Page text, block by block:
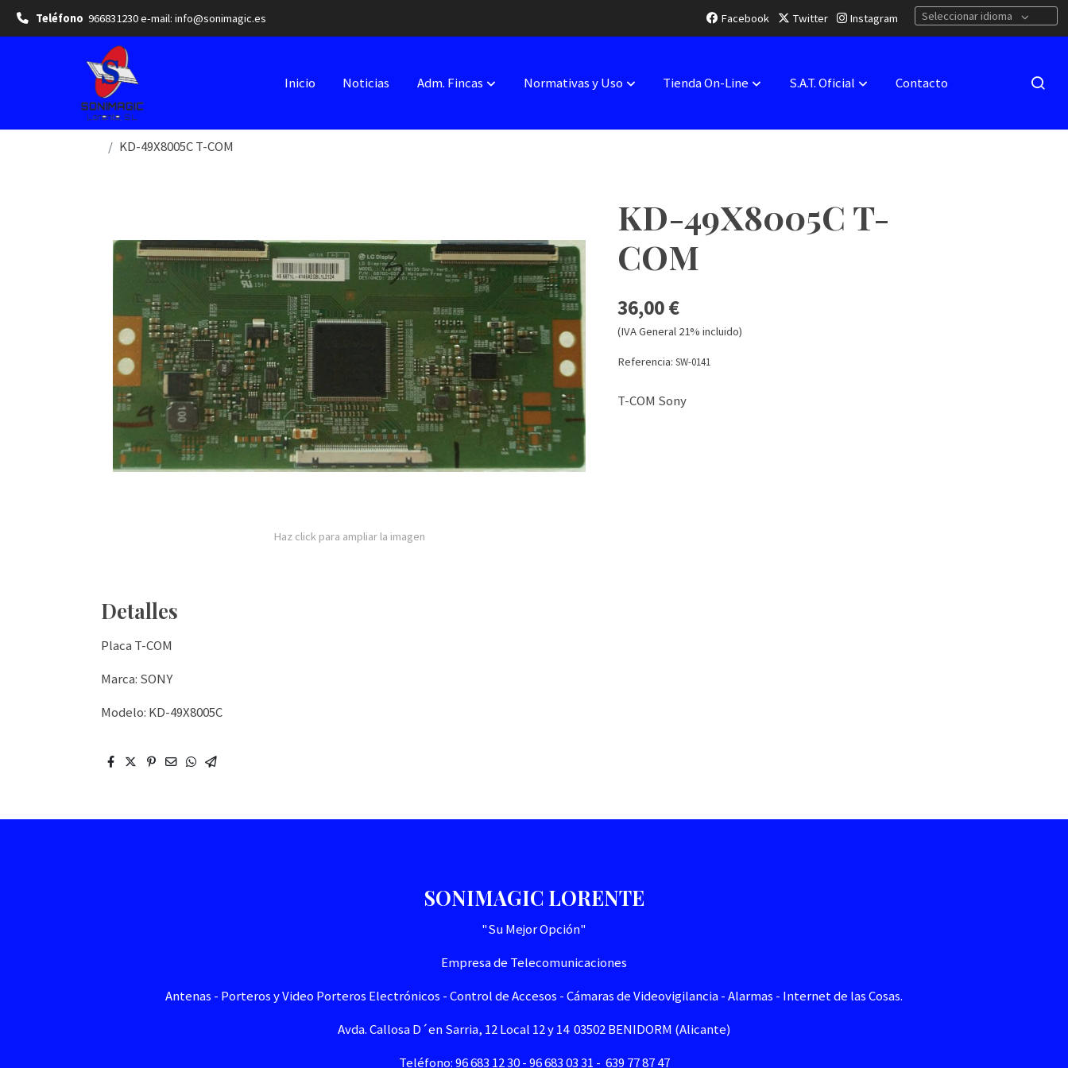
Teléfono 966831230 e-mail: info@sonimagic.es Facebook Twitter Instagram Seleccionar idioma
Inicio Noticias Adm. Fincas Normativas y Uso Tienda On-Line S.A.T. Oficial Contacto
KD-49X8005C T-COM
Haz click para ampliar la imagen
Detalles
Placa T-COM
Marca: SONY
Modelo: KD-49X8005C
KD-49X8005C T-
COM
36,00 €
(IVA General 21% incluido)
Referencia:SW-0141
T-COM Sony
SONIMAGIC LORENTE
"Su Mejor Opción"
Empresa de Telecomunicaciones
Antenas - Porteros y Video Porteros Electrónicos - Control de Accesos - Cámaras de Videovigilancia - Alarmas - Internet de las Cosas.
Avda. Callosa D´en Sarria, 12 Local 12 y 14 03502 BENIDORM (Alicante)
Teléfono: 96 683 12 30 - 96 683 03 31 - 639 77 87 47